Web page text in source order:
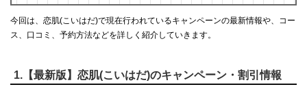
今回は、恋肌(こいはだ)で現在行われているキャンペーンの最新情報や、コー
ス、口コミ、予約方法などを詳しく紹介していきます。
1.【最新版】恋肌(こいはだ)のキャンペーン・割引情報